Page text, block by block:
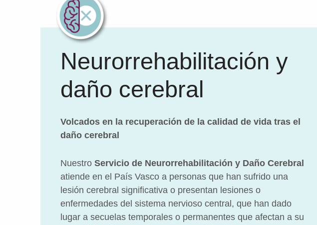
Neurorrehabilitación y
daño cerebral
Volcados en la recuperación de la calidad de vida tras el
daño cerebral
Nuestro Servicio de Neurorrehabilitación y Daño Cerebral
atiende en el País Vasco a personas que han sufrido una
lesión cerebral significativa o presentan lesiones o
enfermedades del sistema nervioso central, que han dado
lugar a secuelas temporales o permanentes que afectan a su